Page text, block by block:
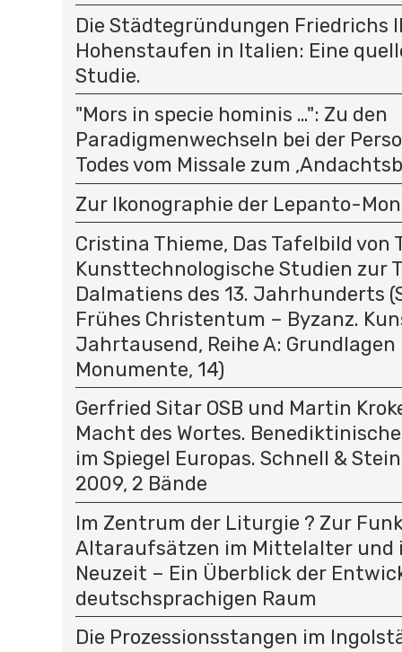
Die Städtegründungen Friedrichs
Hohenstaufen in Italien: Eine
Studie.
"Mors in specie hominis …": Zu den
Paradigmenwechseln bei der
Todes vom Missale zum
Zur Ikonographie der Lepanto-
Cristina Thieme, Das Tafelbild von
Kunsttechnologische Studien zur
Dalmatiens des 13. Jahrhunderts
Frühes Christentum – Byzanz.
Jahrtausend, Reihe A: Grundlagen
Monumente, 14)
Gerfried Sitar OSB und Martin
Macht des Wortes.
im Spiegel Europas. Schnell &
2009, 2 Bände
Im Zentrum der Liturgie ? Zur
Altaraufsätzen im Mittelalter und
Neuzeit – Ein Überblick der
deutschsprachigen Raum
Die Prozessionsstangen im